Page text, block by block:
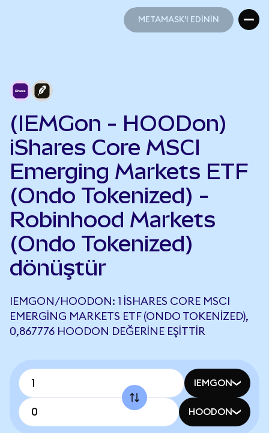
METAMASK'I EDİNİN
(IEMGon - HOODon)
iShares Core MSCI
Emerging Markets ETF
(Ondo Tokenized) -
Robinhood Markets
(Ondo Tokenized)
dönüştür
IEMGON/HOODON: 1 ISHARES CORE MSCI
EMERGING MARKETS ETF (ONDO TOKENIZED),
0,867776 HOODON DEĞERINE EŞITTIR
IEMGON
HOODON